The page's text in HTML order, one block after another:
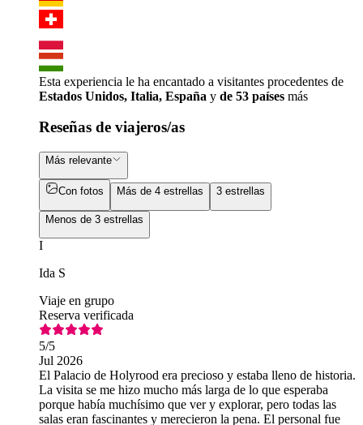
Esta experiencia le ha encantado a visitantes procedentes de
Estados Unidos, Italia, España y de 53 países más
Reseñas de viajeros/as
Más relevante
Con fotos Más de 4 estrellas 3 estrellas
Menos de 3 estrellas
I
Ida S
Viaje en grupo
Reserva verificada
5/5
Jul 2026
El Palacio de Holyrood era precioso y estaba lleno de historia.
La visita se me hizo mucho más larga de lo que esperaba
porque había muchísimo que ver y explorar, pero todas las
salas eran fascinantes y merecieron la pena. El personal fue